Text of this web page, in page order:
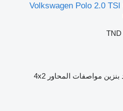
Volkswagen Polo 2.0
TND
بنزين مواصفات المحاور 4x2